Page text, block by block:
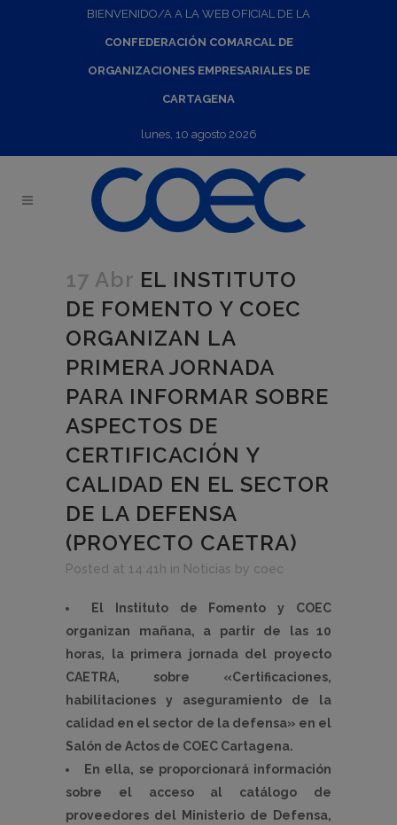
BIENVENIDO/A A LA WEB OFICIAL DE LA
CONFEDERACIÓN COMARCAL DE
ORGANIZACIONES EMPRESARIALES DE
CARTAGENA
lunes, 10 agosto 2026
17 Abr EL INSTITUTO
DE FOMENTO Y COEC
ORGANIZAN LA
PRIMERA JORNADA
PARA INFORMAR SOBRE
ASPECTOS DE
CERTIFICACIÓN Y
CALIDAD EN EL SECTOR
DE LA DEFENSA
(PROYECTO CAETRA)
Posted at 14:41h in Noticias by coec
El Instituto de Fomento y COEC
organizan mañana, a partir de las 10
horas, la primera jornada del proyecto
CAETRA, sobre «Certificaciones,
habilitaciones y aseguramiento de la
calidad en el sector de la defensa» en el
Salón de Actos de COEC Cartagena.
En ella, se proporcionará información
sobre el acceso al catálogo de
proveedores del Ministerio de Defensa,